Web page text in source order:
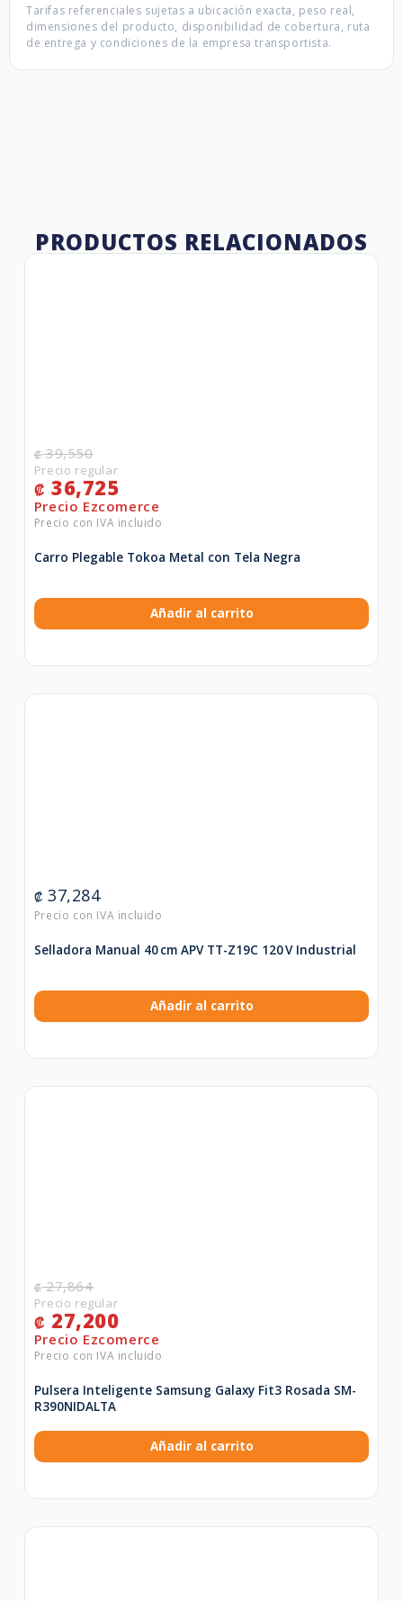
Tarifas referenciales sujetas a ubicación exacta, peso real,
dimensiones del producto, disponibilidad de cobertura, ruta
de entrega y condiciones de la empresa transportista.
PRODUCTOS RELACIONADOS
₡39,550
₡ 36,725
Carro Plegable Tokoa Metal con Tela Negra
Añadir al carrito
₡ 37,284
Selladora Manual 40 cm APV TT-Z19C 120 V Industrial
Añadir al carrito
₡27,864
₡ 27,200
Pulsera Inteligente Samsung Galaxy Fit3 Rosada SM-
R390NIDALTA
Añadir al carrito